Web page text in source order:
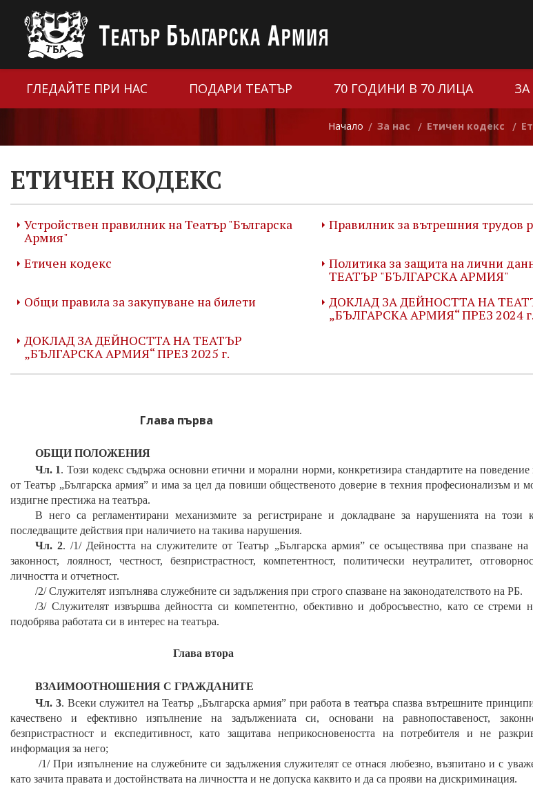
ГЛЕДАЙТЕ ПРИ НАС ПОДАРИ ТЕАТЪР 70 ГОДИНИ В 70 ЛИЦА
Начало / За нас / Етичен кодекс /
ЕТИЧЕН КОДЕКС
Устройствен правилник на Театър "Българска
Армия"
Правилник за вътрешния трудов
Етичен кодекс Политика за защита на лични
ТЕАТЪР "БЪЛГАРСКА АРМИЯ"
Общи правила за закупуване на билети
ДОКЛАД ЗА ДЕЙНОСТТА НА
„БЪЛГАРСКА АРМИЯ“ ПРЕЗ 2024 г.
ДОКЛАД ЗА ДЕЙНОСТТА НА ТЕАТЪР
„БЪЛГАРСКА АРМИЯ“ ПРЕЗ 2025 г.
Глава първа
ОБЩИ ПОЛОЖЕНИЯ
Чл. 1. Този кодекс съдържа основни етични и морални норми, конкретизира стандартите на
от Театър „Българска армия” и има за цел да повиши общественото доверие в техния професионализъм и
издигне престижа на театъра.
В него са регламентирани механизмитеза регистриране и докладване за нарушенията на този
последващите действия при наличието на такива нарушения.
Чл. 2. /1/ Дейността на служителите отТеатър „Българска армия”се осъществява при спазване
законност, лоялност, честност, безпристрастност, компетентност, политически неутралитет,
личността и отчетност.
/2/ Служителят изпълнява служебните си задължения при строго спазване на законодателството на РБ.
/3/ Служителят извършва дейността си компетентно, обективно и добросъвестно, като се стреми
подобрява работата си в интерес на театъра.
Глава втора
ВЗАИМООТНОШЕНИЯ С ГРАЖДАНИТЕ
Чл. 3. Всеки служител наТеатър „Българска армия”при работа в театъра спазва вътрешните
качествено и ефективно изпълнение на задължениата си, основани на равнопоставеност,
безпристрастност и експедитивност, като защитава неприкосновеността на потребителя и не
информация за него;
/1/ При изпълнение на служебните си задължения служителят се отнася любезно, възпитано и с
като зачита правата и достойнствата на личността и не допуска каквито и да са прояви на дискриминация.